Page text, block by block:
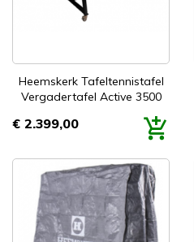
Heemskerk Tafeltennistafel
Vergadertafel Active 3500
Prijs
€ 2.399,00